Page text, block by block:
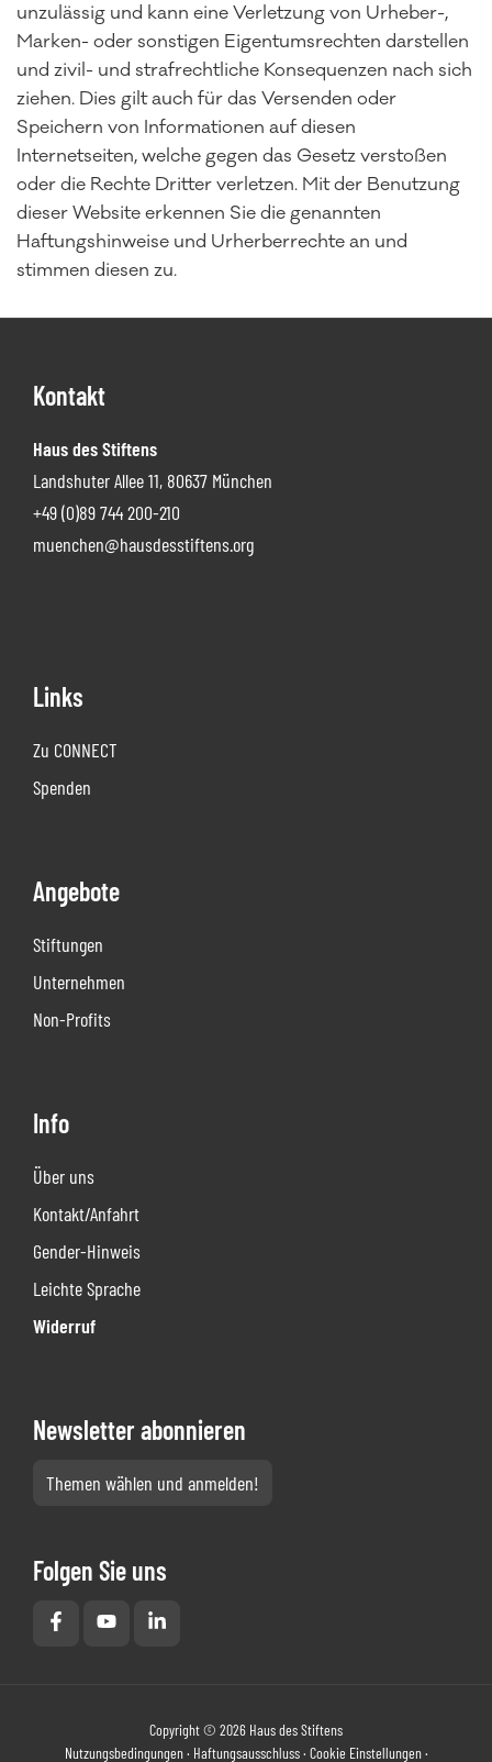
unzulässig und kann eine Verletzung von Urheber-,
Marken- oder sonstigen Eigentumsrechten darstellen
und zivil- und strafrechtliche Konsequenzen nach sich
ziehen. Dies gilt auch für das Versenden oder
Speichern von Informationen auf diesen
Internetseiten, welche gegen das Gesetz verstoßen
oder die Rechte Dritter verletzen. Mit der Benutzung
dieser Website erkennen Sie die genannten
Haftungshinweise und Urherberrechte an und
stimmen diesen zu.
Kontakt
Haus des Stiftens
Landshuter Allee 11, 80637 München
+49 (0)89 744 200-210
muenchen@hausdesstiftens.org
Links
Zu CONNECT
Spenden
Angebote
Stiftungen
Unternehmen
Non-Profits
Info
Über uns
Kontakt/Anfahrt
Gender-Hinweis
Leichte Sprache
Widerruf
Newsletter abonnieren
Themen wählen und anmelden!
Folgen Sie uns
Copyright © 2026 Haus des Stiftens
Nutzungsbedingungen· Haftungsausschluss· Cookie Einstellungen·